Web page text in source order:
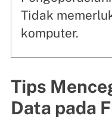
Tidak
komputer.
Tips
Data pada